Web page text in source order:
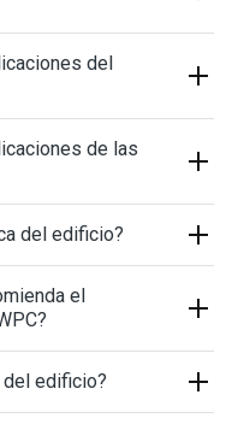
del
de las
del edificio?
el
edificio?